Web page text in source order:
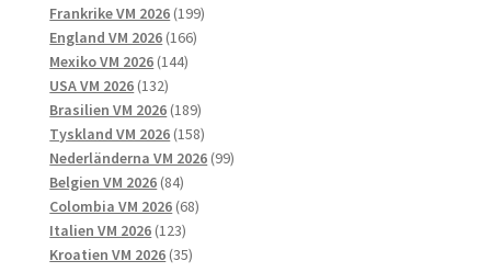
produkter
Frankrike VM 2026 199199
England VM 2026 166166
Mexiko VM 2026 144144
USA VM 2026 132132
produkter
Brasilien VM 2026 189189
produkter
Tyskland VM 2026 158158
produkter
Nederländerna VM 2026 9999
Belgien VM 2026 8484
produkter
Colombia VM 2026 6868
Italien VM 2026 123123
produkter
Kroatien VM 2026 3535